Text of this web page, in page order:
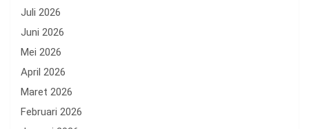
Juli 2026
Juni 2026
Mei 2026
April 2026
Maret 2026
Februari 2026